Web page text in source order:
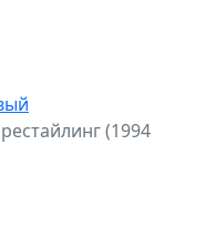
(1994